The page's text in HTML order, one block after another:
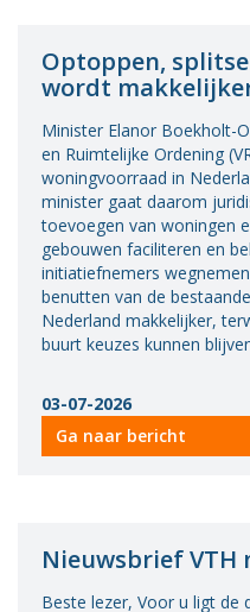
Optoppen,
wordt
Minister Elanor Boekholt-
en Ruimtelijke Ordening
woningvoorraad in
minister gaat daarom
toevoegen van woningen
gebouwen faciliteren en
initiatiefnemers
benutten van de
Nederland makkelijker,
buurt keuzes kunnen
03-07-2026
Ga naar bericht
Nieuwsbrief VTH
Beste lezer, Voor u ligt de